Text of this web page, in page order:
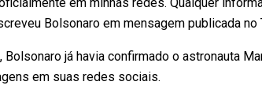
Bolsonaro em mensagem publicada no
Bolsonaro já havia confirmado o astronauta
em suas redes sociais.